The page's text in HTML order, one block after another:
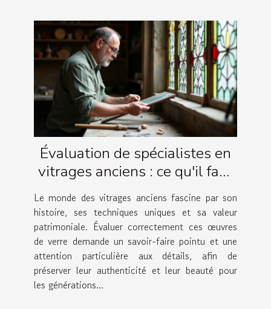
Évaluation de spécialistes en
vitrages anciens : ce qu'il faut
savoir
Le monde des vitrages anciens fascine par son
histoire, ses techniques uniques et sa valeur
patrimoniale. Évaluer correctement ces œuvres
de verre demande un savoir-faire pointu et une
attention particulière aux détails, afin de
préserver leur authenticité et leur beauté pour
les générations...